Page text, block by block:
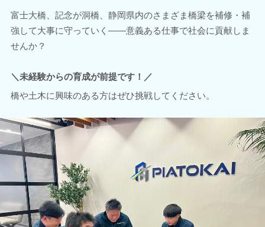
富士大橋、記念が洞橋、静岡県内のさまざま橋梁を補修・補
強して大事に守っていく――意義ある仕事で社会に貢献しま
せんか？
＼未経験からの育成が前提です！／
橋や土木に興味のある方はぜひ挑戦してください。